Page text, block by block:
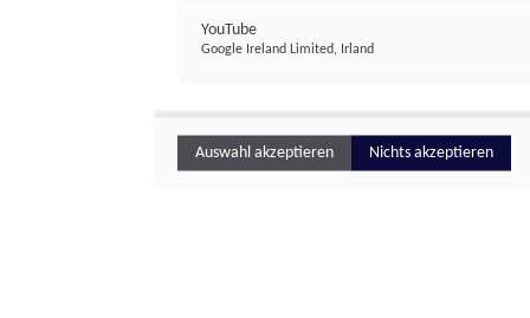
YouTube
Google Ireland Limited, Irland
Auswahl akzeptieren Nichts akzeptieren